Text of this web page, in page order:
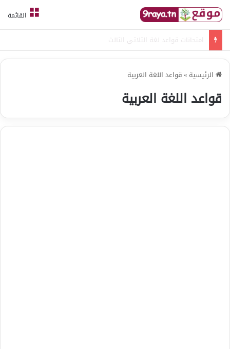
القائمة
امتحانات قواعد لغة الثلاثي الثالث
الرئيسية »قواعد اللغة العربية
قواعد اللغة العربية